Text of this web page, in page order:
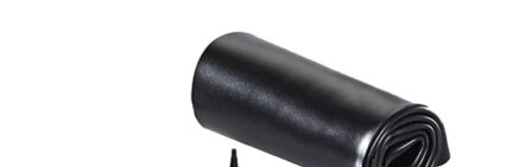
through
€55.88
multiple
variants.
The
options
may